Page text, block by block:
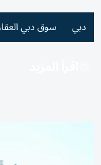
دبي سوق دبي